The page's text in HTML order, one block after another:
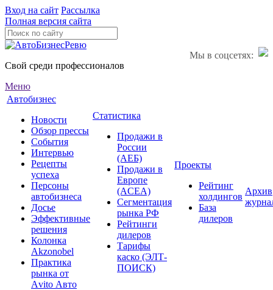
Вход на сайт Рассылка
Полная версия сайта
Мы в соцсетях:
Свой среди профессионалов
Меню
Автобизнес
Новости
Обзор прессы
События
Интервью
Рецепты
успеха
Персоны
автобизнеса
Досье
Эффективные
решения
Колонка
Akzonobel
Практика
рынка от
Аvito Авто
Статистика
Продажи в
России
(АЕБ)
Продажи в
Европе
(ACEA)
Сегментация
рынка РФ
Рейтинги
дилеров
Тарифы
каско (ЭЛТ-
ПОИСК)
Проекты
Рейтинг
холдингов
База
дилеров
Архив